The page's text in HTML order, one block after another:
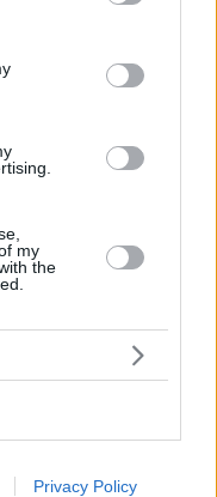
third-party tags to
in below Google
my
the
Privacy Policy
για
Το ένα μειώνει